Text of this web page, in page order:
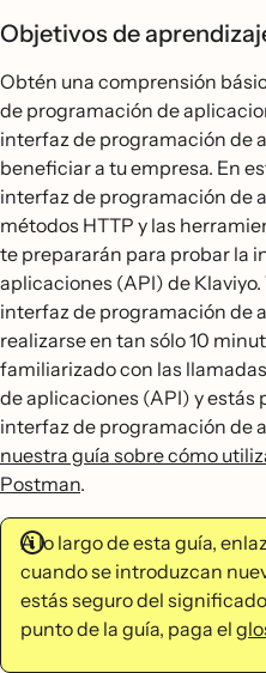
Objetivos de
Obtén una comprensión
de programación de
interfaz de programación de
beneficiar a tu empresa. En
interfaz de programación de
métodos HTTP y las
te prepararán para probar la
aplicaciones (API) de
interfaz de programación de
realizarse en tan sólo 10
familiarizado con las
de aplicaciones (API) y estás
interfaz de programación de
nuestra guía sobre cómo
Postman.
A lo largo de esta guía,
cuando se introduzcan
estás seguro del
punto de la guía, paga el